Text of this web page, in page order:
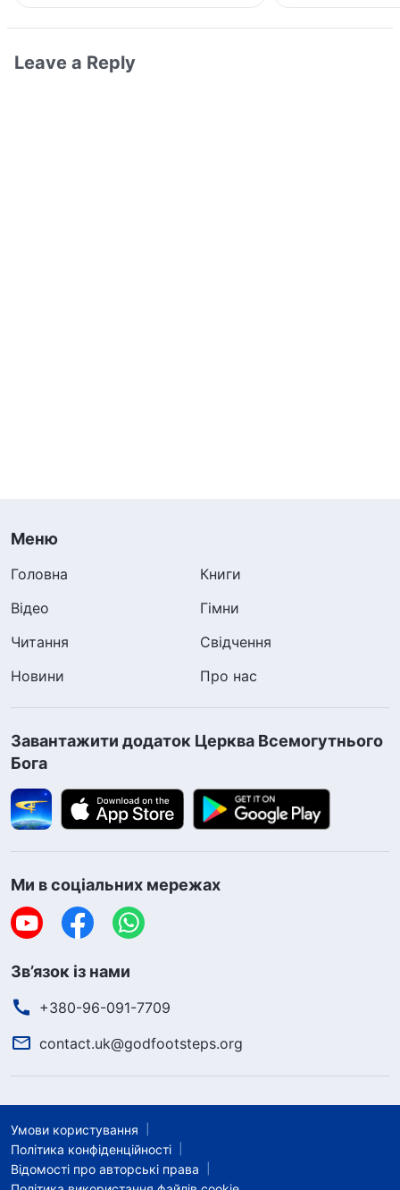
Leave a Reply
Меню
Головна
Книги
Відео
Гімни
Читання
Свідчення
Новини
Про нас
Завантажити додаток Церква Всемогутнього
Бога
Ми в соціальних мережах
Зв’язок із нами
+380-96-091-7709
contact.uk@godfootsteps.org
Умови користування
Політика конфіденційності
Відомості про авторські права